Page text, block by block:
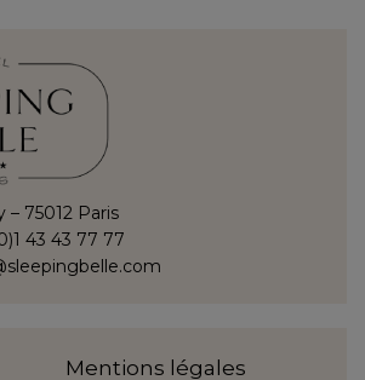
– 75012 Paris
43 43 77 77
Mentions légales